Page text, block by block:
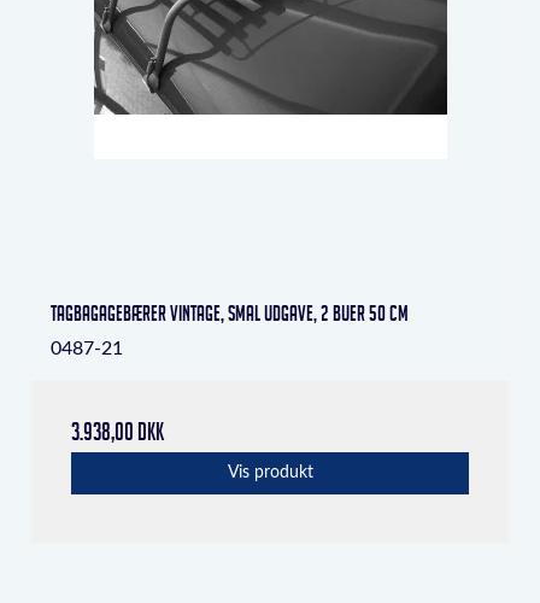
Tagbagagebærer Vintage, smal udgave, 2 buer 50 cm
0487-21
3.938,00 DKK
Vis produkt